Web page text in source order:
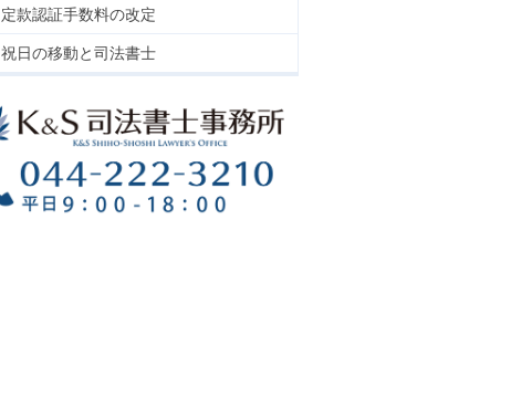
定款認証手数料の改定
祝日の移動と司法書士